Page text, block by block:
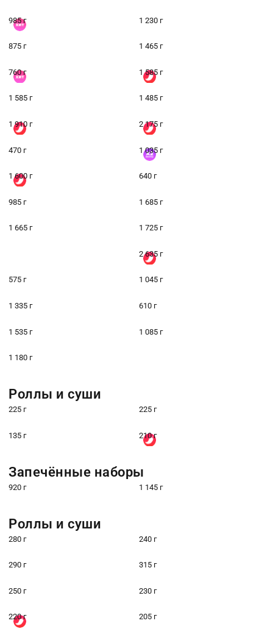
985 г 1 230 г
875 г 1 465 г
760 г 1 585 г
1 585 г 1 485 г
1 910 г 2 175 г
470 г 1 035 г
1 600 г 640 г
985 г 1 685 г
1 665 г 1 725 г
2 635 г
575 г 1 045 г
1 335 г 610 г
1 535 г 1 085 г
1 180 г
Роллы и суши
225 г 225 г
135 г 210 г
Запечённые наборы
920 г 1 145 г
Роллы и суши
280 г 240 г
290 г 315 г
250 г 230 г
220 г 205 г